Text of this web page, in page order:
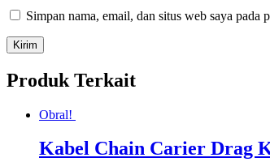
Simpan nama, email, dan situs web saya
Produk Terkait
Obral!
Kabel Chain Carier Drag